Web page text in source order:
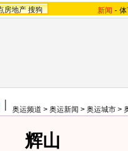
房地产 搜狗 新闻 -
奥运频道 > 奥运新闻 > 奥运城市 >
辉山